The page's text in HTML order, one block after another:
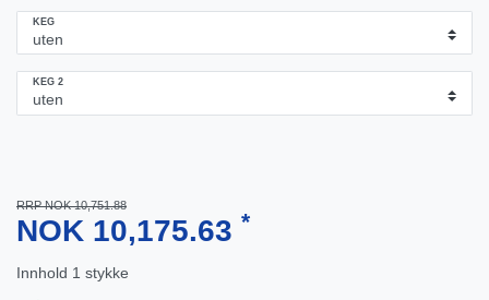
KEG
KEG 2
RRP NOK 10,751.88
NOK 10,175.63 *
Innhold 1 stykke